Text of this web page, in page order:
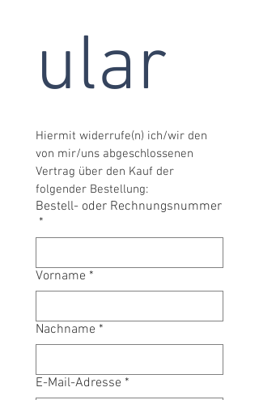
ular
Hiermit widerrufe(n) ich/wir den
von mir/uns abgeschlossenen
Vertrag über den Kauf der
folgender Bestellung:
Bestell- oder Rechnungsnummer
*
Vorname *
Nachname *
E-Mail-Adresse *